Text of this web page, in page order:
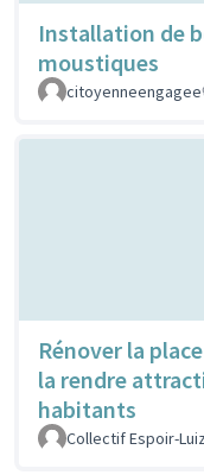
Installation de
moustiques
citoyenneengagee
Rénover la
la rendre
habitants
Collectif Espoir-